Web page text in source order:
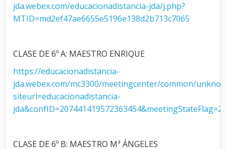
jda.webex.com/educacionadistancia-jda/j.php?
MTID=md2ef47ae6655e5196e138d2b713c7065
CLASE DE 6º A: MAESTRO ENRIQUE
https://educacionadistancia-
jda.webex.com/mc3300/meetingcenter/common/
siteurl=educacionadistancia-
CLASE DE 6º B: MAESTRO Mª ÁNGELES